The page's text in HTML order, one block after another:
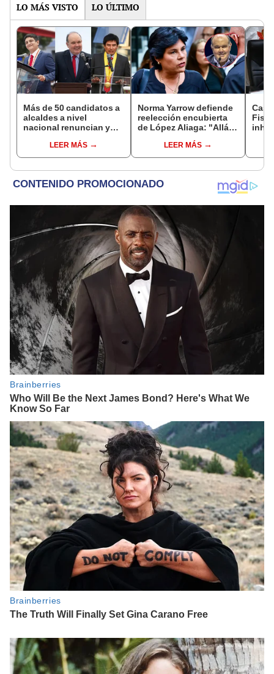
LO MÁS VISTO LO ÚLTIMO
Más de 50 candidatos a
alcaldes a nivel
nacional renuncian y
encubiertaLEER MÁS
Norma Yarrow defiende
reelección encubierta
de López Aliaga: "Allá el
sacar la vuelta"
LEER MÁS